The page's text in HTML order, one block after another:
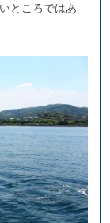
ところではあ